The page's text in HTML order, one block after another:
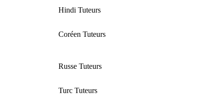
Hindi Tuteurs
Coréen Tuteurs
Russe Tuteurs
Turc Tuteurs